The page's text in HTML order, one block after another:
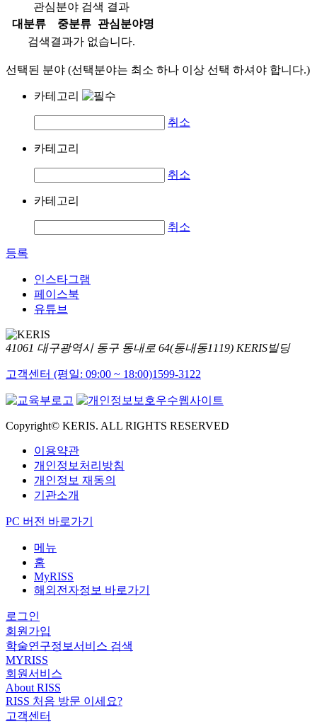
관심분야 검색 결과
대분류
중분류
관심분야명
검색결과가 없습니다.
선택된 분야 (선택분야는 최소 하나 이상 선택 하셔야 합니다.)
카테고리
취소
카테고리
취소
카테고리
취소
등록
인스타그램
페이스북
유튜브
41061 대구광역시 동구 동내로 64(동내동1119) KERIS빌딩
고객센터 (평일: 09:00 ~ 18:00)1599-3122
Copyright© KERIS. ALL RIGHTS RESERVED
이용약관
개인정보처리방침
개인정보 재동의
기관소개
PC 버전 바로가기
메뉴
홈
MyRISS
해외전자정보 바로가기
로그인
회원가입
학술연구정보서비스 검색
MYRISS
회원서비스
About RISS
RISS 처음 방문 이세요?
고객센터